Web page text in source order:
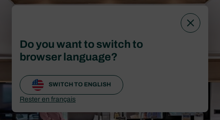
Do you want to switch to
browser language?
SWITCH TO ENGLISH
Rester en français